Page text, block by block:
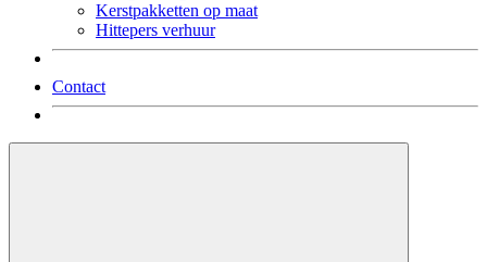
Kerstpakketten op maat
Hittepers verhuur
Contact